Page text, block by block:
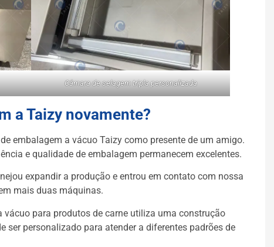
Câmara de selagem tripla personalizada
a Taizy novamente?
embalagem a vácuo Taizy como presente de um amigo.
e qualidade de embalagem permanecem excelentes.
expandir a produção e entrou em contato com nossa
mais duas máquinas.
para produtos de carne utiliza uma construção
ser personalizado para atender a diferentes padrões de